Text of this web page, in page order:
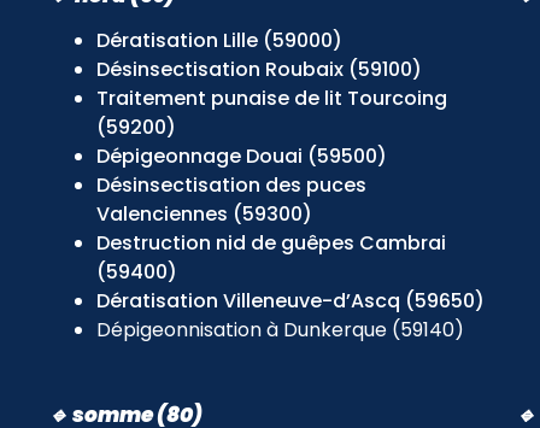
Dératisation Lille (59000)
Désinsectisation Roubaix (59100)
Traitement punaise de lit Tourcoing
(59200)
Dépigeonnage Douai (59500)
Désinsectisation des puces
Valenciennes (59300)
Destruction nid de guêpes Cambrai
(59400)
Dératisation Villeneuve-d’Ascq (59650)
Dépigeonnisation à Dunkerque (59140)
🔹 somme (80)
🔹